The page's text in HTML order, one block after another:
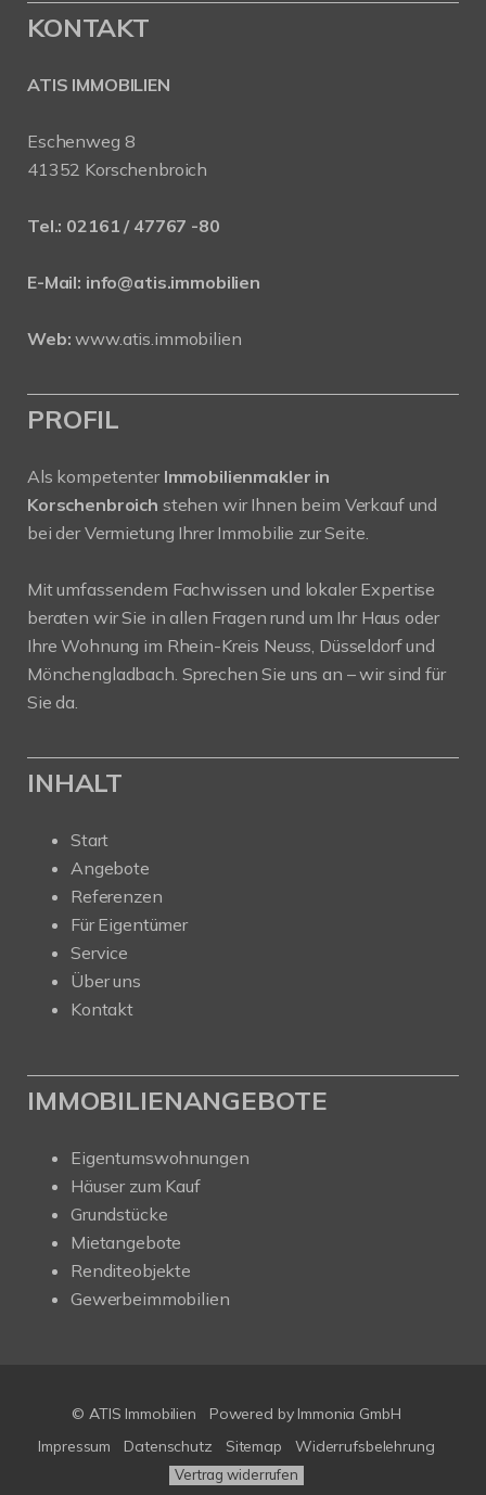
KONTAKT
ATIS IMMOBILIEN
Eschenweg 8
41352 Korschenbroich
Tel.: 02161 / 47767 -80
E-Mail: info@atis.immobilien
Web: www.atis.immobilien
PROFIL
Als kompetenter Immobilienmakler in
Korschenbroich stehen wir Ihnen beim Verkauf und
bei der Vermietung Ihrer Immobilie zur Seite.
Mit umfassendem Fachwissen und lokaler Expertise
beraten wir Sie in allen Fragen rund um Ihr Haus oder
Ihre Wohnung im Rhein-Kreis Neuss, Düsseldorf und
Mönchengladbach. Sprechen Sie uns an – wir sind für
Sie da.
INHALT
Start
Angebote
Referenzen
Für Eigentümer
Service
Über uns
Kontakt
IMMOBILIENANGEBOTE
Eigentumswohnungen
Häuser zum Kauf
Grundstücke
Mietangebote
Renditeobjekte
Gewerbeimmobilien
© ATIS Immobilien Powered by Immonia GmbH
Impressum
Datenschutz Sitemap Widerrufsbelehrung
Vertrag widerrufen